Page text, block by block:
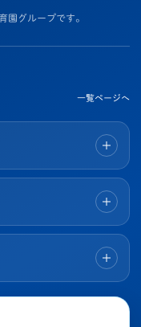
園グループです。
一覧ページへ